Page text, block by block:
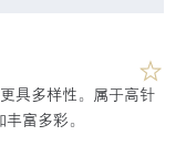
具多样性。属于高针
富多彩。